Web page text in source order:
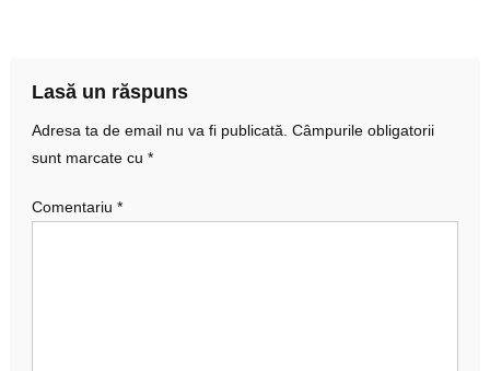
Lasă un răspuns
Adresa ta de email nu va fi publicată. Câmpurile obligatorii
sunt marcate cu *
Comentariu *